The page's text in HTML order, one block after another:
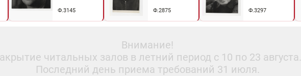
Ф.3145 Ф.2875 Ф.3297
Внимание!
читальных залов в летний период с 10 по 23 августа.
Последний день приема требований 31 июля.